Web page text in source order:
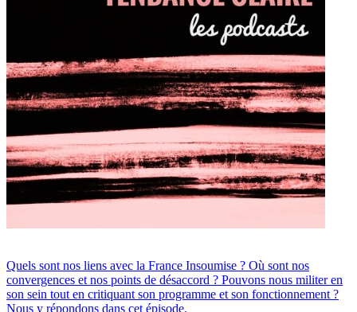
Quels sont nos liens avec la France Insoumise ? Où sont nos
convergences et nos points de désaccord ? Pouvons nous militer en
son sein tout en critiquant son programme et son fonctionnement ?
Nous y répondons dans cet épisode.